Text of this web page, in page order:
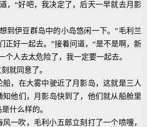
，“好吧，我决定了，后天一早就去月影
伊豆群岛中的小岛悠闲一下。”毛利兰
正好一起去。”接着问道，“是不是啊，新
个人去太危险了，我一定要一起去。
就同意了。
，在大雾中驶近了月影岛，这就是三人
知他们，月影岛快到了，他们就从船舱里
什么样的。
吹，毛利小五郎立刻打了一个喷嚏，